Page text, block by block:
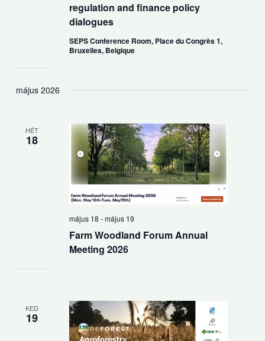
regulation and finance policy
dialogues
SEPS Conference Room, Place du Congrès 1,
Bruxelles, Belgique
május 2026
HÉT
18
Farm Woodland Forum Annual
Meeting 2026
május 18 -május 19
KED
19